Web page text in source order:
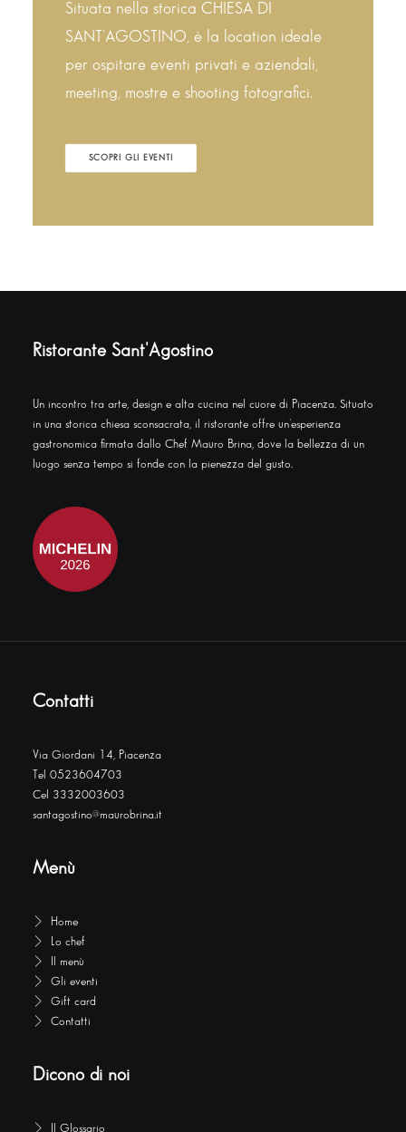
Situata nella storica CHIESA DI
SANT’AGOSTINO, è la location ideale
per ospitare eventi privati e aziendali,
meeting, mostre e shooting fotografici.
SCOPRI GLI EVENTI
Ristorante Sant'Agostino
Un incontro tra arte, design e alta cucina nel cuore di Piacenza. Situato
in una storica chiesa sconsacrata, il ristorante offre un’esperienza
gastronomica firmata dallo Chef Mauro Brina, dove la bellezza di un
luogo senza tempo si fonde con la pienezza del gusto.
Contatti
Via Giordani 14, Piacenza
Tel 0523604703
Cel 3332003603
santagostino@maurobrina.it
Menù
Home
Lo chef
Il menù
Gli eventi
Gift card
Contatti
Dicono di noi
Il Glossario